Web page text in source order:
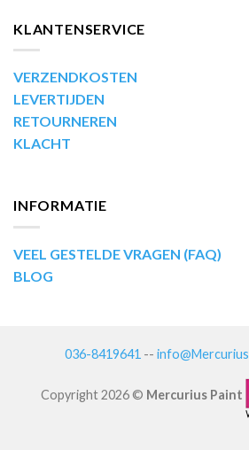
KLANTENSERVICE
VERZENDKOSTEN
LEVERTIJDEN
RETOURNEREN
KLACHT
INFORMATIE
VEEL GESTELDE VRAGEN (FAQ)
BLOG
036-8419641 --
Copyright 2026 © Mercurius Paint